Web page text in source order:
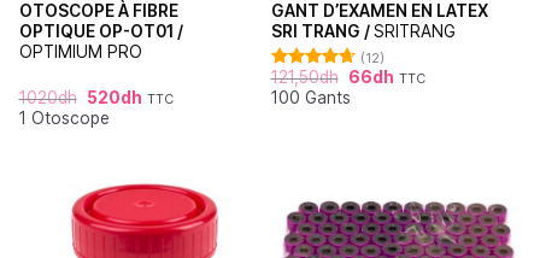
OTOSCOPE À FIBRE
OPTIQUE OP-OT01 /
OPTIMIUM PRO
1020dh 520dh TTC
1 Otoscope
GANT D’EXAMEN EN LATEX
SRI TRANG /SRITRANG
Note4.67
sur 5
(12)
121,50dh 66dh TTC
100 Gants